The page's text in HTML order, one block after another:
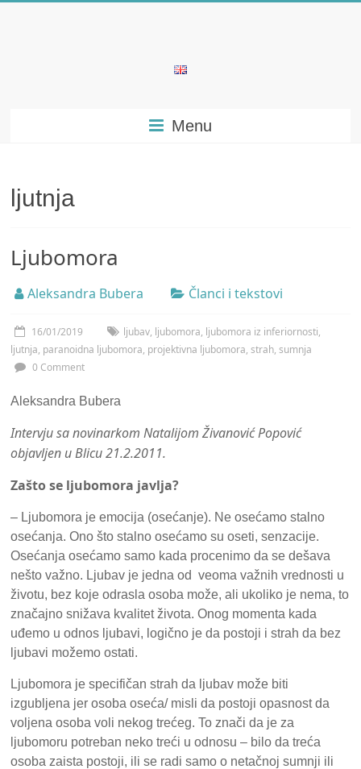
psihijatrije
Menu
ljutnja
Ljubomora
Aleksandra Bubera Članci i tekstovi
16/01/2019 ljubav, ljubomora, ljubomora iz inferiornosti,
ljutnja, paranoidna ljubomora, projektivna ljubomora,strah,sumnja
0 Comment
Aleksandra Bubera
Intervju sa novinarkom Natalijom Živanović Popović
objavljen u Blicu 21.2.2011.
Zašto se ljubomora javlja?
– Ljubomora je emocija (osećanje). Ne osećamo stalno
osećanja. Ono što stalno osećamo su oseti, senzacije.
Osećanja osećamo samo kada procenimo da se dešava
nešto važno. Ljubav je jedna od veoma važnih vrednosti u
životu, bez koje odrasla osoba može, ali ukoliko je nema, to
značajno snižava kvalitet života. Onog momenta kada
uđemo u odnos ljubavi, logično je da postoji i strah da bez
ljubavi možemo ostati.
Ljubomora je specifičan strah da ljubav može biti
izgubljena jer osoba oseća/ misli da postoji opasnost da
voljena osoba voli nekog trećeg. To znači da je za
ljubomoru potreban neko treći u odnosu – bilo da treća
osoba zaista postoji, ili se radi samo o netačnoj sumnji ili